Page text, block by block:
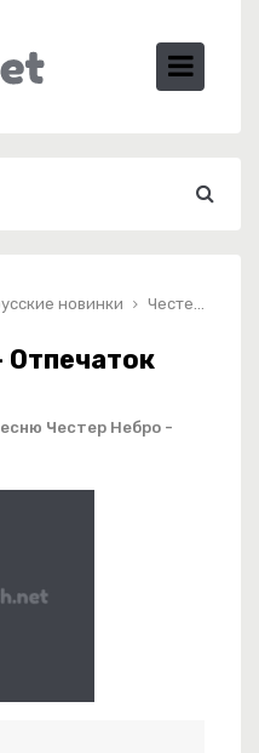
новинки Честер Небро - Отпечаток
Честер Небро -